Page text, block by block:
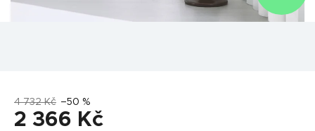
4 732 Kč –50 %
2 366 Kč